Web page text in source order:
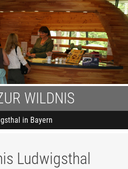
WILDNIS
in Bayern
Ludwigsthal